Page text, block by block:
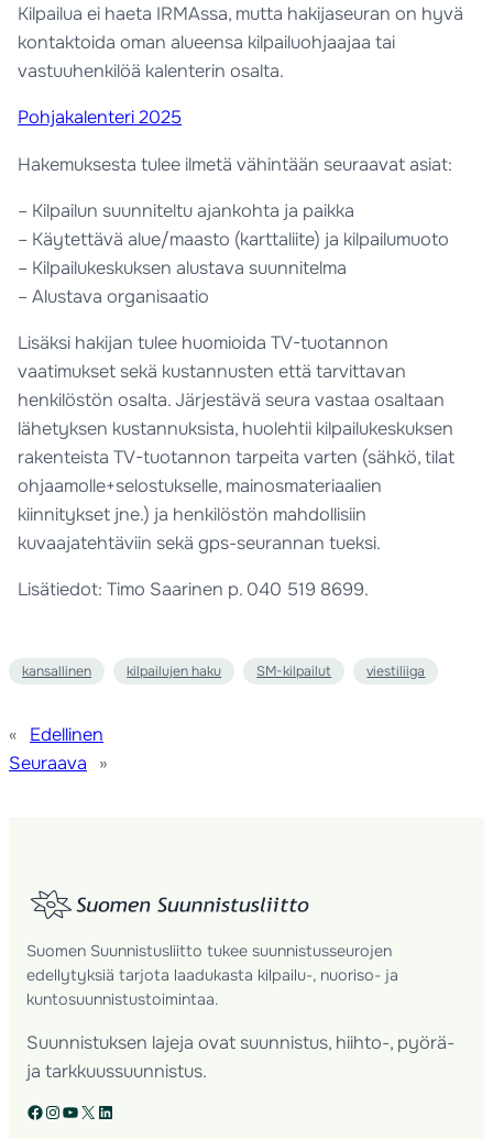
Kilpailua ei haeta IRMAssa, mutta hakijaseuran on hyvä
kontaktoida oman alueensa kilpailuohjaajaa tai
vastuuhenkilöä kalenterin osalta.
Pohjakalenteri 2025
Hakemuksesta tulee ilmetä vähintään seuraavat asiat:
– Kilpailun suunniteltu ajankohta ja paikka
– Käytettävä alue/maasto (karttaliite) ja kilpailumuoto
– Kilpailukeskuksen alustava suunnitelma
– Alustava organisaatio
Lisäksi hakijan tulee huomioida TV-tuotannon
vaatimukset sekä kustannusten että tarvittavan
henkilöstön osalta. Järjestävä seura vastaa osaltaan
lähetyksen kustannuksista, huolehtii kilpailukeskuksen
rakenteista TV-tuotannon tarpeita varten (sähkö, tilat
ohjaamolle+selostukselle, mainosmateriaalien
kiinnitykset jne.) ja henkilöstön mahdollisiin
kuvaajatehtäviin sekä gps-seurannan tueksi.
Lisätiedot: Timo Saarinen p. 040 519 8699.
kansallinen kilpailujen haku SM-kilpailut viestiliiga
«
Edellinen
Seuraava
»
Suomen Suunnistusliitto tukee suunnistusseurojen
edellytyksiä tarjota laadukasta kilpailu-, nuoriso- ja
kuntosuunnistustoimintaa.
Suunnistuksen lajeja ovat suunnistus, hiihto-, pyörä-
ja tarkkuussuunnistus.
Facebook Instagram YouTube X LinkedIn